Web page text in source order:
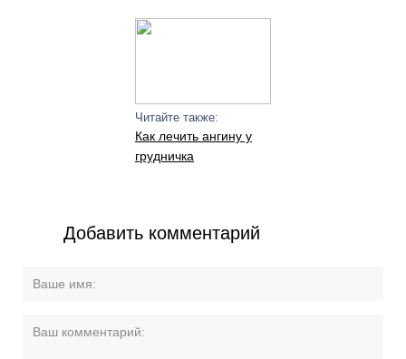
Читайте также:
Как лечить ангину у
грудничка
Добавить комментарий